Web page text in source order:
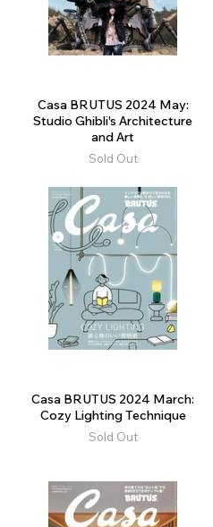
Casa BRUTUS 2024 May:
Studio Ghibli's Architecture
and Art
Sold Out
Casa BRUTUS 2024 March:
Cozy Lighting Technique
Sold Out